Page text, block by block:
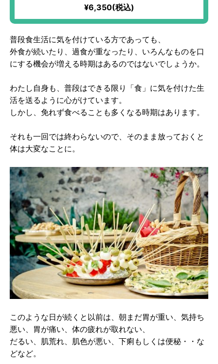
¥6,350(税込)
普段食生活に気を付けている方であっても、
外食が続いたり、過食が重なったり、いろんなものを口
にする機会が増える時期はあるのではないでしょうか。
わたし自身も、普段はできる限り「食」に気を付けた生
活を送るように心がけています。
しかし、免れず食べることも多くなる時期はあります。
それも一回では終わらないので、そのまま放っておくと
体は大変なことに。
このような日が続くと以前は、朝まだ胃が重い、気持ち
悪い、胃が痛い、体の疲れが取れない、
だるい、肌荒れ、肌色が悪い、下痢もしくは便秘・・な
どなど。